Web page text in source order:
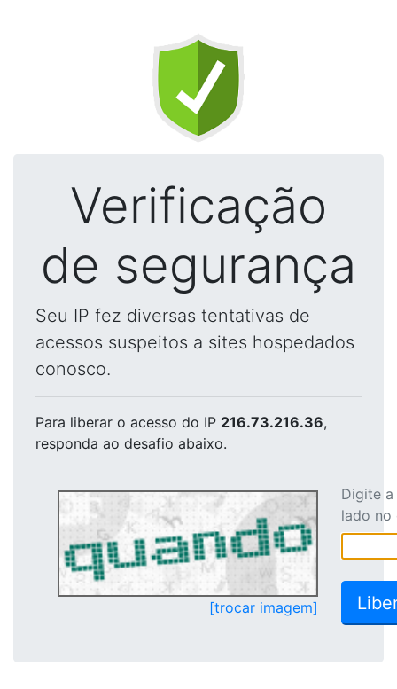
Verificação
de segurança
Seu IP fez diversas tentativas de
acessos suspeitos a sites hospedados
conosco.
Para liberar o acesso do IP 216.73.216.36,
responda ao desafio abaixo.
[trocar imagem]
Digite
lado no